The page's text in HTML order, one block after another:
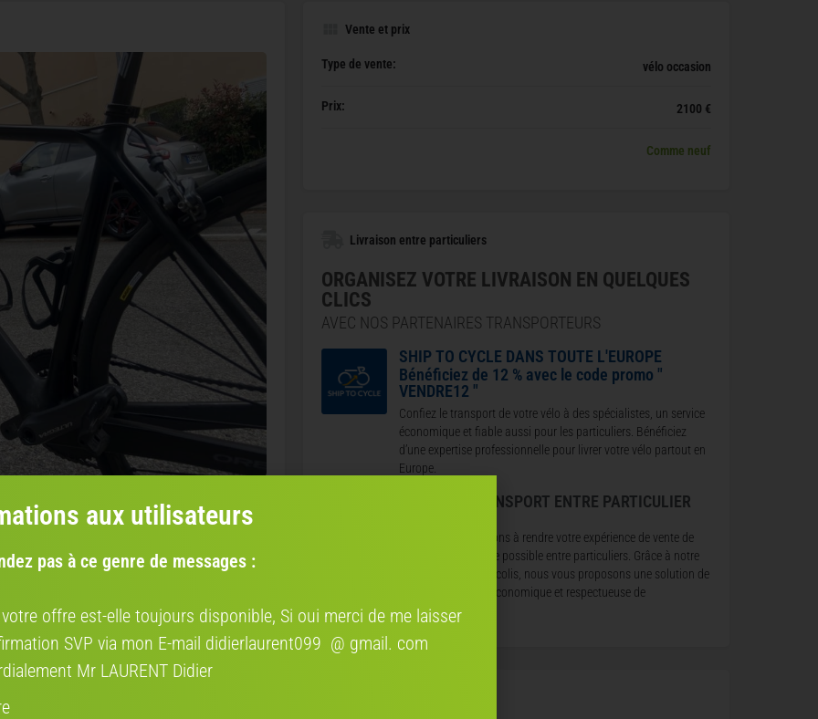
Vente et prix
Type de vente: vélo occasion
Prix: 2100 €
Comme neuf
Livraison entre particuliers
ORGANISEZ VOTRE LIVRAISON EN QUELQUES
CLICS
AVEC NOS PARTENAIRES TRANSPORTEURS
SHIP TO CYCLE DANS TOUTE L'EUROPE
Bénéficiez de 12 % avec le code promo "
VENDRE12 "
Confiez le transport de votre vélo à des spécialistes, un service
économique et fiable aussi pour les particuliers. Bénéficiez
d’une expertise professionnelle pour livrer votre vélo partout en
Europe.
COCOLIS, TRANSPORT ENTRE PARTICULIER
Nous nous engageons à rendre votre expérience de vente de
vélo aussi fluide que possible entre particuliers. Grâce à notre
partenariat avec Cocolis, nous vous proposons une solution de
livraison pratique, économique et respectueuse de
l’environnement.
aux utilisateurs
pas à ce genre de messages :
offre est-elle toujours disponible, Si oui merci de me laisser
SVP via mon E-mail didierlaurent099 @ gmail. com
Mr LAURENT Didier